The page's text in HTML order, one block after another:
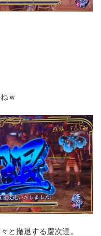
ｗ
と撤退する慶次達。